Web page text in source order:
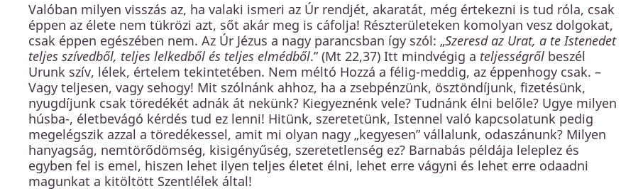
Valóban milyen visszás az, ha valaki ismeri az Úr rendjét, akaratát, még értekezni is tud róla, csak
éppen az élete nem tükrözi azt, sőt akár meg is cáfolja! Részterületeken komolyan vesz dolgokat,
csak éppen egészében nem. Az Úr Jézus a nagy parancsban így szól: „Szeresd az Urat, a te Istenedet
teljes szívedből, teljes lelkedből és teljes elmédből.” (Mt 22,37) Itt mindvégig a teljességről beszél
Urunk szív, lélek, értelem tekintetében. Nem méltó Hozzá a félig-meddig, az éppenhogy csak. –
Vagy teljesen, vagy sehogy! Mit szólnánk ahhoz, ha a zsebpénzünk, ösztöndíjunk, fizetésünk,
nyugdíjunk csak töredékét adnák át nekünk? Kiegyeznénk vele? Tudnánk élni belőle? Ugye milyen
húsba-, életbevágó kérdés tud ez lenni! Hitünk, szeretetünk, Istennel való kapcsolatunk pedig
megelégszik azzal a töredékessel, amit mi olyan nagy „kegyesen” vállalunk, odaszánunk? Milyen
hanyagság, nemtörődömség, kisigényűség, szeretetlenség ez? Barnabás példája leleplez és
egyben fel is emel, hiszen lehet ilyen teljes életet élni, lehet erre vágyni és lehet erre odaadni
magunkat a kitöltött Szentlélek által!